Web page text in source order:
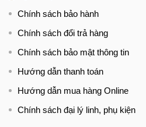
Chính sách bảo hành
Chính sách đổi trả hàng
Chính sách bảo mật thông tin
Hướng dẫn thanh toán
Hướng dẫn mua hàng Online
Chính sách đại lý linh, phụ kiện